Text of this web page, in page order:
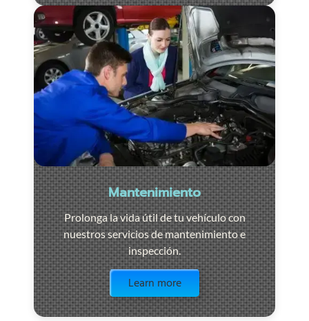
Mantenimiento
Prolonga la vida útil de tu vehículo con
nuestros servicios de mantenimiento e
inspección.
Learn more